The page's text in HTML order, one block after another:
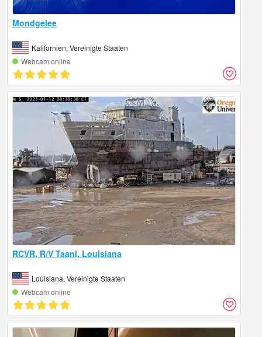
Mondgelee
Kalifornien, Vereinigte Staaten
Webcam online
RCVR, R/V Taani, Louisiana
Louisiana, Vereinigte Staaten
Webcam online